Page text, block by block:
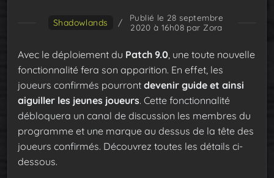
Shadowlands /
Publié le 28 septembre
2020 à 16h08 par Zora
Avec le déploiement du Patch 9.0, une toute nouvelle
fonctionnalité fera son apparition. En effet, les
joueurs confirmés pourront devenir guide et ainsi
aiguiller les jeunes joueurs. Cette fonctionnalité
débloquera un canal de discussion les membres du
programme et une marque au dessus de la tête des
joueurs confirmés. Découvrez toutes les détails ci-
dessous.